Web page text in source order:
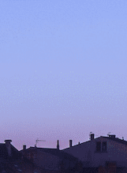
des réseaux